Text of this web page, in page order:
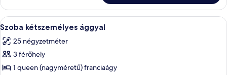
A
következő
szoba
összes
képének
Egy hálószoba, amelyben található
12
Szoba kétszemélyes ággyal
25 négyzetméter
3 férőhely
1 queen (nagyméretű) franciaágy